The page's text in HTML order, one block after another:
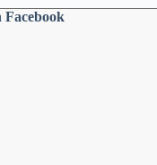
Facebook